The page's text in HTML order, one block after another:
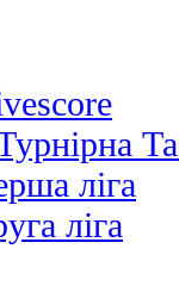
ліга
ліга